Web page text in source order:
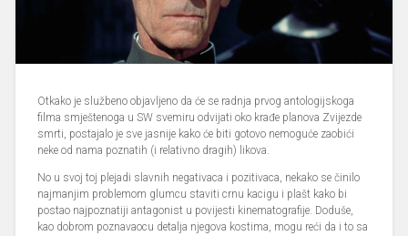
Otkako je službeno objavljeno da će se radnja prvog antologijskoga
filma smještenoga u SW svemiru odvijati oko krađe planova Zvijezde
smrti, postajalo je sve jasnije kako će biti gotovo nemoguće zaobići
neke od nama poznatih (i relativno dragih) likova.
No u svoj toj plejadi slavnih negativaca i pozitivaca, nekako se činilo
najmanjim problemom glumcu staviti crnu kacigu i plašt kako bi
postao najpoznatiji antagonist u povijesti kinematografije. Doduše,
kao dobrom poznavaocu detalja njegova kostima, mogu reći da i to sa